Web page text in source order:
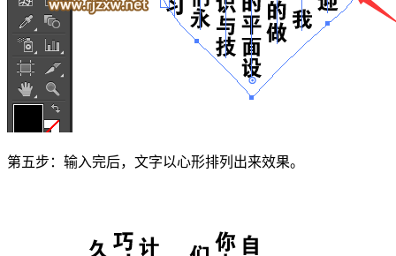
第五步：输入完后，文字以心形排列出来效果。